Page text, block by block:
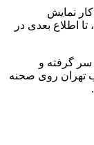
نمایش
تا اطلاع بعدی در
سر گرفته و
تهران روی صحنه